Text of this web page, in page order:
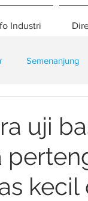
Industri
Semenanjung
uji